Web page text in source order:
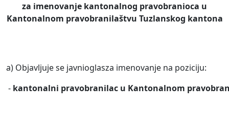
za imenovanje kantonalnog pravobranioca u
Kantonalnom pravobranilaštvu Tuzlanskog kantona
a) Objavljuje se javnioglasza imenovanje na poziciju:
- kantonalni pravobranilac u Kantonalnom